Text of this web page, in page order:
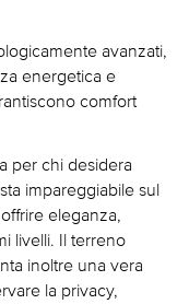
avanzati,
energetica e
comfort
per chi desidera
impareggiabile sul
eleganza,
livelli. Il terreno
inoltre una vera
la privacy,